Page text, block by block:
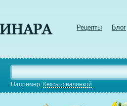
Рецепты Блог
Например: Кексы с начинкой